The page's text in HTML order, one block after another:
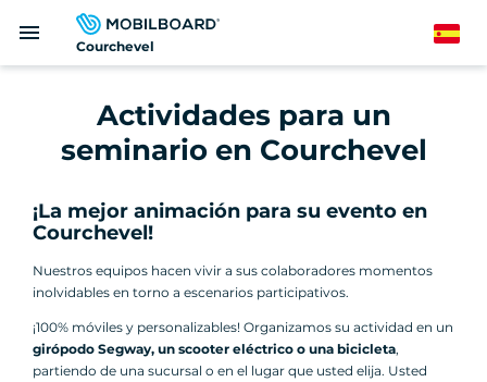
Courchevel
menu Spanish
Actividades para un
seminario en Courchevel
¡La mejor animación para su evento en
Courchevel!
Nuestros equipos hacen vivir a sus colaboradores momentos
inolvidables en torno a escenarios participativos.
¡100% móviles y personalizables! Organizamos su actividad en un
girópodo Segway, un scooter eléctrico o una bicicleta,
partiendo de una sucursal o en el lugar que usted elija. Usted